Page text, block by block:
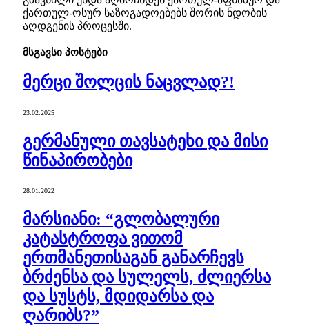
ქართულ-ოსურ საზოგადოებებს შორის ნდობის
აღდგენის პროცესში.
მსგავსი პოსტები
მერცი შოლცის ნაცვლად?!
23.02.2025
გერმანული თავსატეხი და მისი
წინაპირობები
28.01.2022
მარსიანი: “გლობალური
კატასტროფა ვითომ
ერთმანეთისაგან განარჩევს
ბრძენსა და სულელს, ძლიერსა
და სუსტს, მდიდარსა და
ღარიბს?”